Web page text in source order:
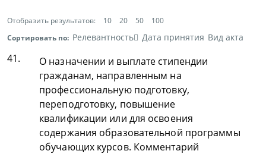
Отобразить результатов: 10 20 50
100
Сортировать по: Релевантность Дата принятия Вид акта
41.
О назначении и выплате стипендии
гражданам, направленным на
профессиональную подготовку,
переподготовку, повышение
квалификации или для освоения
содержания образовательной программы
обучающих курсов. Комментарий